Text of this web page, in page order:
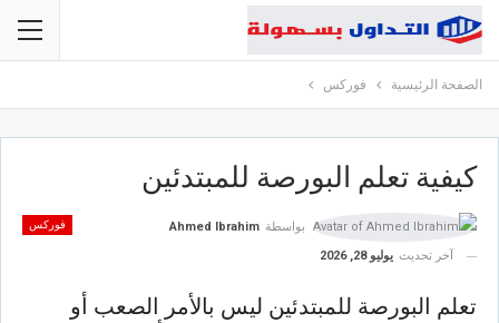
الصفحة الرئيسية فوركس
كيفية تعلم البورصة للمبتدئين
فوركس بواسطة Ahmed Ibrahim
آخر تحديث يوليو 28, 2026
تعلم البورصة للمبتدئين ليس بالأمر الصعب أو